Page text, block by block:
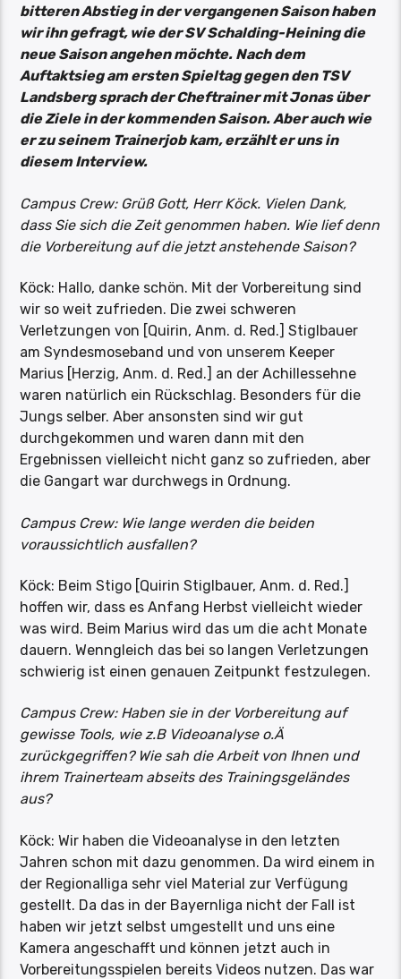
bitteren Abstieg in der vergangenen Saison haben
wir ihn gefragt, wie der SV Schalding-Heining die
neue Saison angehen möchte. Nach dem
Auftaktsieg am ersten Spieltag gegen den TSV
Landsberg sprach der Cheftrainer mit Jonas über
die Ziele in der kommenden Saison. Aber auch wie
er zu seinem Trainerjob kam, erzählt er uns in
diesem Interview.
Campus Crew: Grüß Gott, Herr Köck. Vielen Dank,
dass Sie sich die Zeit genommen haben. Wie lief denn
die Vorbereitung auf die jetzt anstehende Saison?
Köck: Hallo, danke schön. Mit der Vorbereitung sind
wir so weit zufrieden. Die zwei schweren
Verletzungen von [Quirin, Anm. d. Red.] Stiglbauer
am Syndesmoseband und von unserem Keeper
Marius [Herzig, Anm. d. Red.] an der Achillessehne
waren natürlich ein Rückschlag. Besonders für die
Jungs selber. Aber ansonsten sind wir gut
durchgekommen und waren dann mit den
Ergebnissen vielleicht nicht ganz so zufrieden, aber
die Gangart war durchwegs in Ordnung.
Campus Crew: Wie lange werden die beiden
voraussichtlich ausfallen?
Köck: Beim Stigo [Quirin Stiglbauer, Anm. d. Red.]
hoffen wir, dass es Anfang Herbst vielleicht wieder
was wird. Beim Marius wird das um die acht Monate
dauern. Wenngleich das bei so langen Verletzungen
schwierig ist einen genauen Zeitpunkt festzulegen.
Campus Crew: Haben sie in der Vorbereitung auf
gewisse Tools, wie z.B Videoanalyse o.Ä
zurückgegriffen? Wie sah die Arbeit von Ihnen und
ihrem Trainerteam abseits des Trainingsgeländes
aus?
Köck: Wir haben die Videoanalyse in den letzten
Jahren schon mit dazu genommen. Da wird einem in
der Regionalliga sehr viel Material zur Verfügung
gestellt. Da das in der Bayernliga nicht der Fall ist
haben wir jetzt selbst umgestellt und uns eine
Kamera angeschafft und können jetzt auch in
Vorbereitungsspielen bereits Videos nutzen. Das war